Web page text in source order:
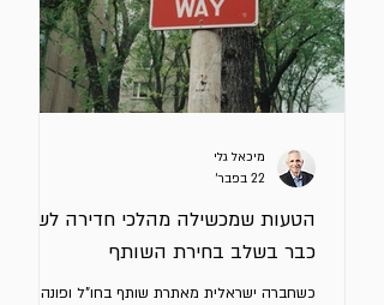
הטעות שמכשילה מהלכי חדירה לשוק
כבר בשלב בחירת השותף
כשחברה ישראלית מאתרת שותף בחו"ל ופונה
מיכאל גלי
22 בפבר׳